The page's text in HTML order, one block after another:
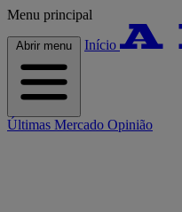
Menu principal
Abrir menu Início
Últimas Mercado Opinião